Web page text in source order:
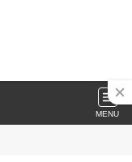
MENU